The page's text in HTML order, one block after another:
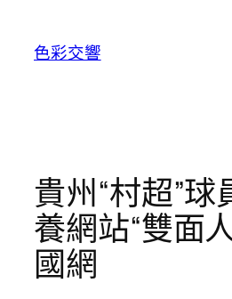
色彩交響
貴州“村超”
養網站“雙面
國網